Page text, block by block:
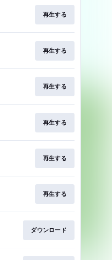
再生する
再生する
再生する
再生する
再生する
再生する
ダウンロード